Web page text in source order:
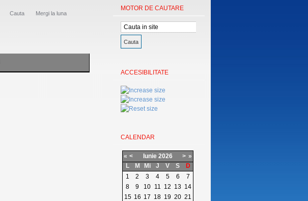
Cauta Mergi la luna
MOTOR DE CAUTARE
ACCESIBILITATE
CALENDAR
« < Iunie 2026 > »
L
M Mi J V S
D
1
2 3 4 5 6
7
8
9 10 11 12 13 14
15 16 17 18 19 20 21